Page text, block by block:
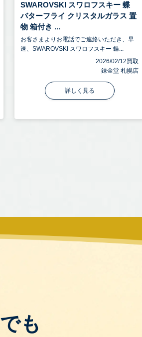
SWAROVSKI スワロフスキー 蝶
バターフライ クリスタルガラス 置
物 箱付き ...
お客さまよりお電話でご連絡いただき、早
速、SWAROVSKI スワロフスキー 蝶...
2026/02/12買取
錬金堂 札幌店
詳しく見る
でも